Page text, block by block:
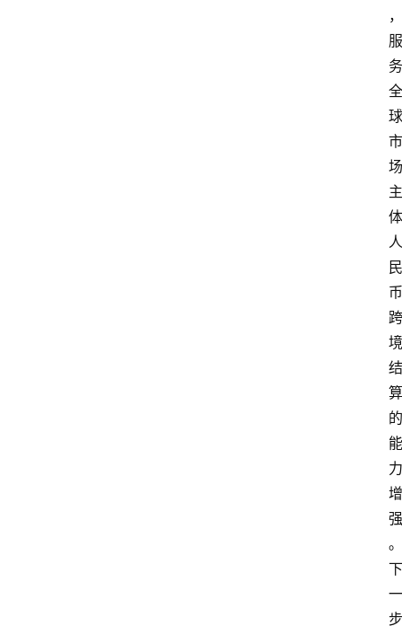
，
服
务
全
球
市
场
主
体
人
民
币
跨
境
结
算
的
能
力
增
强
。
下
一
步